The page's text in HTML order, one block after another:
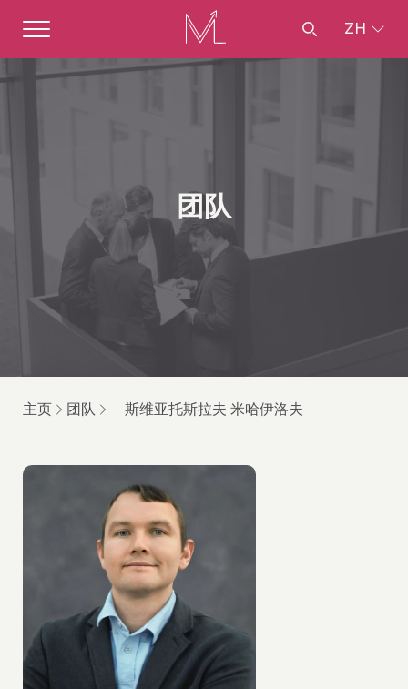
ZH
团队
主页 团队 斯维亚托斯拉夫 米哈伊洛夫